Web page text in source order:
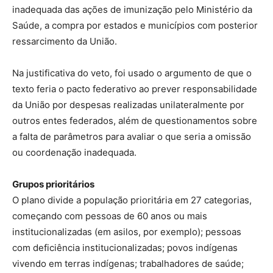
inadequada das ações de imunização pelo Ministério da
Saúde, a compra por estados e municípios com posterior
ressarcimento da União.
Na justificativa do veto, foi usado o argumento de que o
texto feria o pacto federativo ao prever responsabilidade
da União por despesas realizadas unilateralmente por
outros entes federados, além de questionamentos sobre
a falta de parâmetros para avaliar o que seria a omissão
ou coordenação inadequada.
Grupos prioritários
O plano divide a população prioritária em 27 categorias,
começando com pessoas de 60 anos ou mais
institucionalizadas (em asilos, por exemplo); pessoas
com deficiência institucionalizadas; povos indígenas
vivendo em terras indígenas; trabalhadores de saúde;